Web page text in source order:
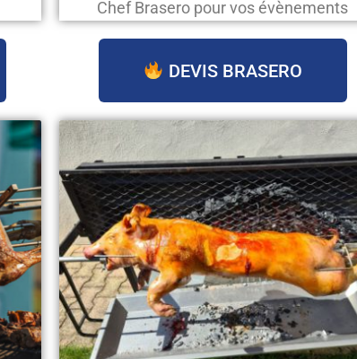
Chef Brasero pour vos évènements
DEVIS BRASERO